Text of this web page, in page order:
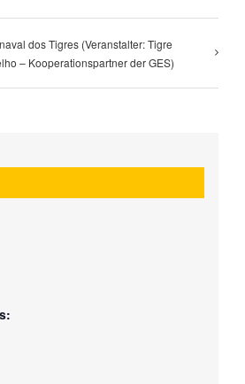
dos Tigres (Veranstalter: Tigre
– Kooperationspartner der GES)